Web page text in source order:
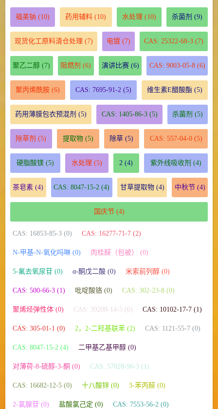
福美钠 (10) 药用辅料 (10) 水处理 (10) 杀菌剂 (9)
现货化工原料清仓处理 (7) 电镀 (7) CAS: 25322-68-3 (7)
聚乙二醇 (7) 阻燃剂 (6) 演讲比赛(6) CAS: 9003-05-8(6)
聚丙烯酰胺(6) CAS: 7695-91-2 (5) 维生素E醋酸酯 (5)
药用薄膜包衣预混剂 (5) CAS: 1405-86-3(5) 杀菌剂 (5)
除草剂 (5) 提取物(5) 除草 (5) CAS: 557-04-0(5)
硬脂酸镁(5) 水处理 (5) 2 (4) 紫外线吸收剂 (4)
茶皂素 (4) CAS: 8047-15-2 (4) 甘草提取物(4) 中秋节(4)
国庆节(4)
CAS: 16853-85-3 (0) CAS: 16277-71-7 (2)
N-甲基-N-氧化吗啉 (0) 肉桂醛（包被） (0)
5-氟去氧尿苷 (0) α-酮戊二酸 (0) 米索前列醇 (0)
CAS: 500-66-3 (1) 吡啶酸铬 (0) CAS: 302-23-8 (0)
聚烯烃弹性体 (0) CAS: 39208-14-5 (0) CAS: 10102-17-7 (1)
CAS: 305-01-1 (0) 2，2-二羟基联苯 (2) CAS: 1121-55-7 (0)
CAS: 8047-15-2 (4) 二甲基乙基甲醇 (0)
对薄荷-8-硫醇-3-酮 (0) CAS: 57028-96-3 (1)
CAS: 16682-12-5 (0) 十八酸锌 (0) 3-苯丙醛 (0)
2-氯腺苷 (0) 盐酸氯己定 (0) CAS: 7553-56-2 (0)